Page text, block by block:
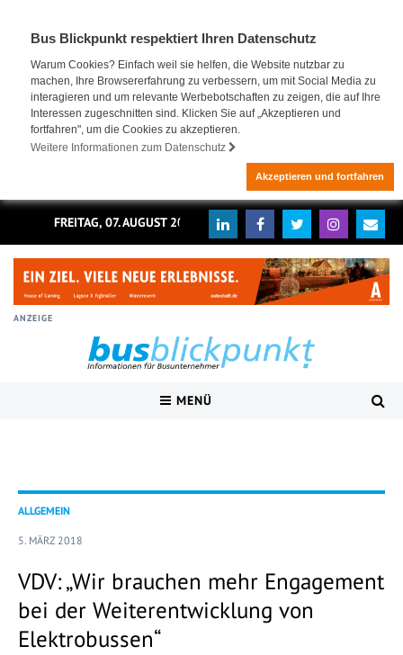
Bus Blickpunkt respektiert Ihren Datenschutz
Warum Cookies? Einfach weil sie helfen, die Website nutzbar zu
machen, Ihre Browsererfahrung zu verbessern, um mit Social Media zu
interagieren und um relevante Werbebotschaften zu zeigen, die auf Ihre
Interessen zugeschnitten sind. Klicken Sie auf „Akzeptieren und
fortfahren", um die Cookies zu akzeptieren.
Weitere Informationen zum Datenschutz
Akzeptieren und fortfahren
FREITAG, 07. AUGUST 2026
ANZEIGE
MENÜ
ALLGEMEIN
5. MÄRZ 2018
VDV: „Wir brauchen mehr Engagement
bei der Weiterentwicklung von
Elektrobussen“